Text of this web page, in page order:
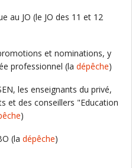
au JO (le JO des 11 et 12
et nominations, y
professionnel (la dépêche)
les enseignants du privé,
et des conseillers "Education
)
(la dépêche)